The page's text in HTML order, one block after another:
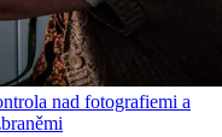
nad fotografiemi a